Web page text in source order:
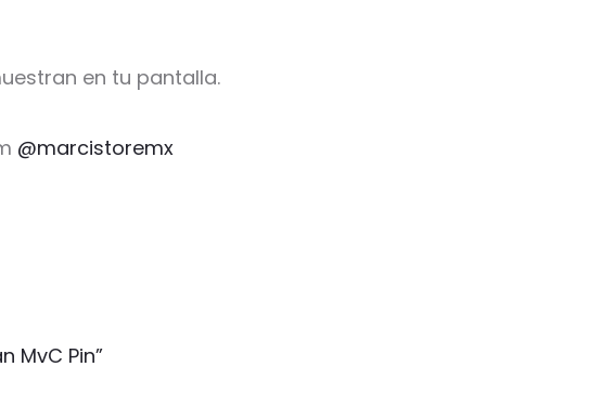
en tu pantalla.
@marcistoremx
MvC Pin”